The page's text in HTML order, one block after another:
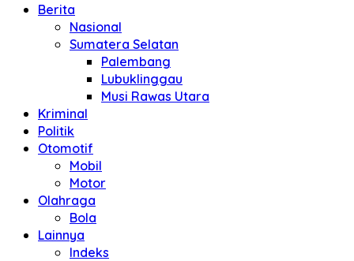
Berita
Nasional
Sumatera Selatan
Palembang
Lubuklinggau
Musi Rawas Utara
Kriminal
Politik
Otomotif
Mobil
Motor
Olahraga
Bola
Lainnya
Indeks